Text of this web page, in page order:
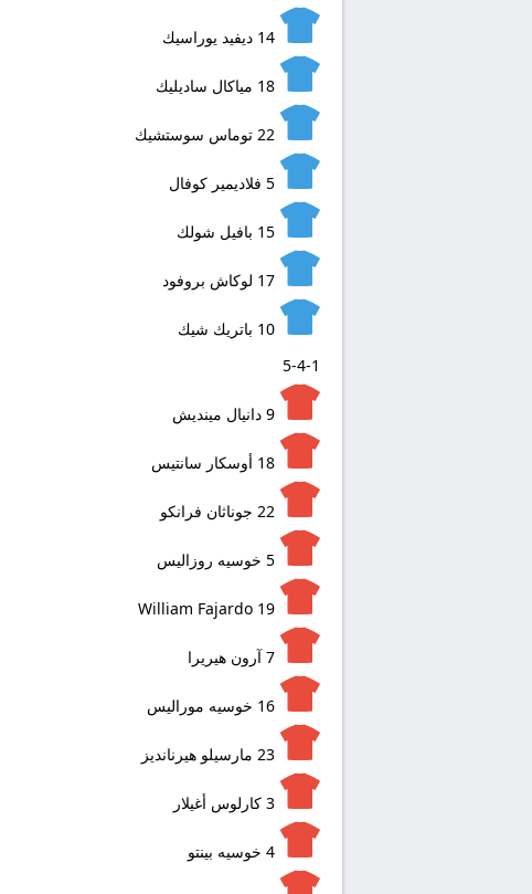
14 ديفيد يوراسيك
18 مياكال ساديليك
22 توماس سوستشيك
5 فلاديمير كوفال
15 بافيل شولك
17 لوكاش بروفود
10 باتريك شيك
5-4-1
9 دانيال مينديش
18 أوسكار سانتيس
22 جوناثان فرانكو
5 خوسيه روزاليس
19
William Fajardo
7 آرون هيريرا
16 خوسيه موراليس
23 مارسيلو هيرنانديز
3 كارلوس أغيلار
4 خوسيه بينتو